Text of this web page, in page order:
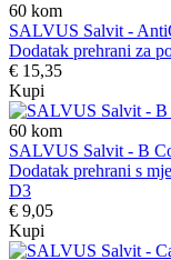
60 kom
SALVUS Salvit -
Dodatak prehrani za
€ 15,35
Kupi
60 kom
SALVUS Salvit - B
Dodatak prehrani s
D3
€ 9,05
Kupi